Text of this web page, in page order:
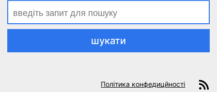
Політика конфедицйності